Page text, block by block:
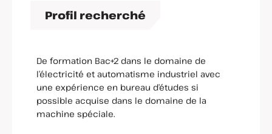
Profil recherché
De formation Bac+2 dans le domaine de
l’électricité et automatisme industriel avec
une expérience en bureau d’études si
possible acquise dans le domaine de la
machine spéciale.